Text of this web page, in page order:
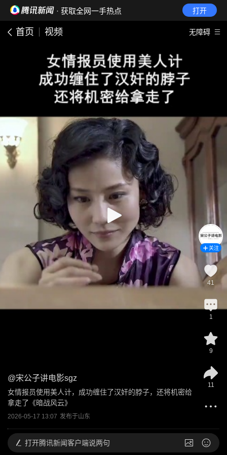
· 获取全网一手热点 打开
首页 视频 无障碍
@宋公子讲电影sgz
女情报员使用美人计，成功缠住了汉奸的脖子，还将机密给
拿走了《暗战风云》
2026-05-17 13:07 发布于山东
关注
41
1
9
11
打开腾讯新闻客户端说两句